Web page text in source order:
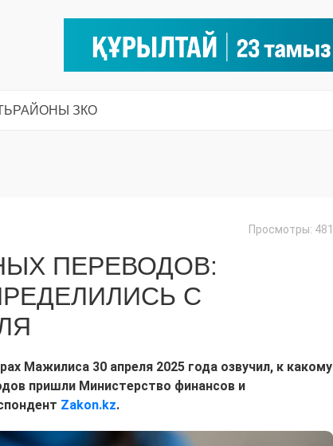
РАЙОНЫ ЗКО
Просмотры: 481
ПЕРЕВОДОВ:
С
Мажилиса 30 апреля 2025 года озвучил, к какому
пришли Министерство финансов и
Zakon.kz.